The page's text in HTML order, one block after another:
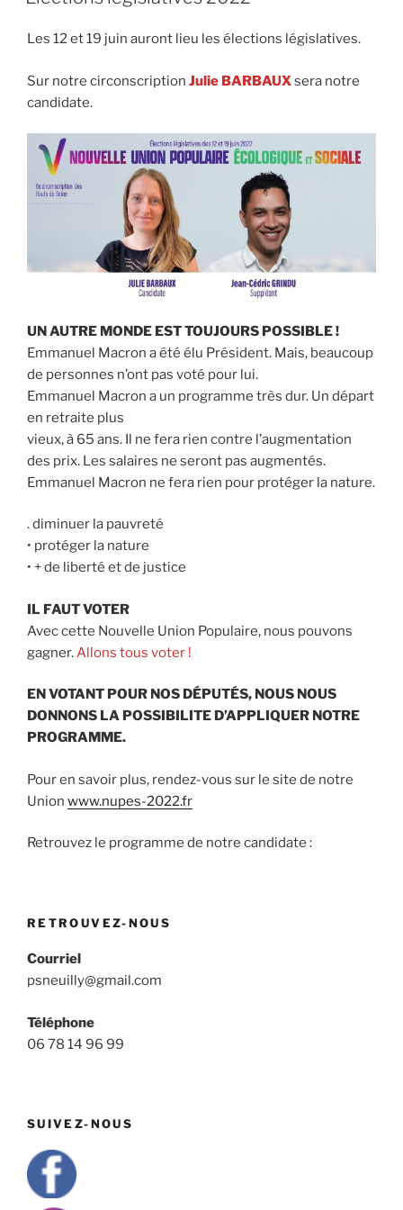
Les 12 et 19 juin auront lieu les élections législatives.
Sur notre circonscription Julie BARBAUXsera notre
candidate.
UN AUTRE MONDE EST TOUJOURS POSSIBLE !
Emmanuel Macron a été élu Président. Mais, beaucoup
de personnes n’ont pas voté pour lui.
Emmanuel Macron a un programme très dur. Un départ
en retraite plus
vieux, à 65 ans. Il ne fera rien contre l’augmentation
des prix. Les salaires ne seront pas augmentés.
Emmanuel Macron ne fera rien pour protéger la nature.
. diminuer la pauvreté
• protéger la nature
• + de liberté et de justice
IL FAUT VOTER
Avec cette Nouvelle Union Populaire, nous pouvons
gagner. Allons tous voter !
EN VOTANT POUR NOS DÉPUTÉS, NOUS NOUS
DONNONS LA POSSIBILITE D’APPLIQUER NOTRE
PROGRAMME.
Pour en savoir plus, rendez-vous sur le site de notre
Union www.nupes-2022.fr
Retrouvez le programme de notre candidate :
RETROUVEZ-NOUS
Courriel
psneuilly@gmail.com
Téléphone
06 78 14 96 99
SUIVEZ-NOUS